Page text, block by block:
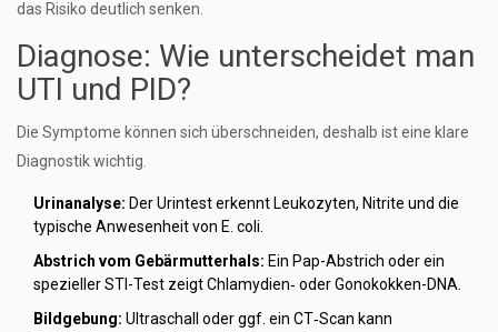
das Risiko deutlich senken.
Diagnose: Wie unterscheidet man
UTI und PID?
Die Symptome können sich überschneiden, deshalb ist eine klare
Diagnostik wichtig.
Urinanalyse: Der Urintest erkennt Leukozyten, Nitrite und die
typische Anwesenheit von E. coli.
Abstrich vom Gebärmutterhals: Ein Pap-Abstrich oder ein
spezieller STI-Test zeigt Chlamydien‑ oder Gonokokken-DNA.
Bildgebung: Ultraschall oder ggf. ein CT‑Scan kann